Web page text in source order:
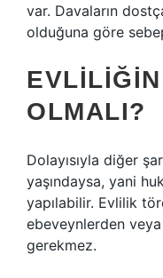
var. Davaların
olduğuna göre
OLMALI?
Dolayısıyla diğer
yaşındaysa, yani
yapılabilir. Evlilik
ebeveynlerden veya
gerekmez.